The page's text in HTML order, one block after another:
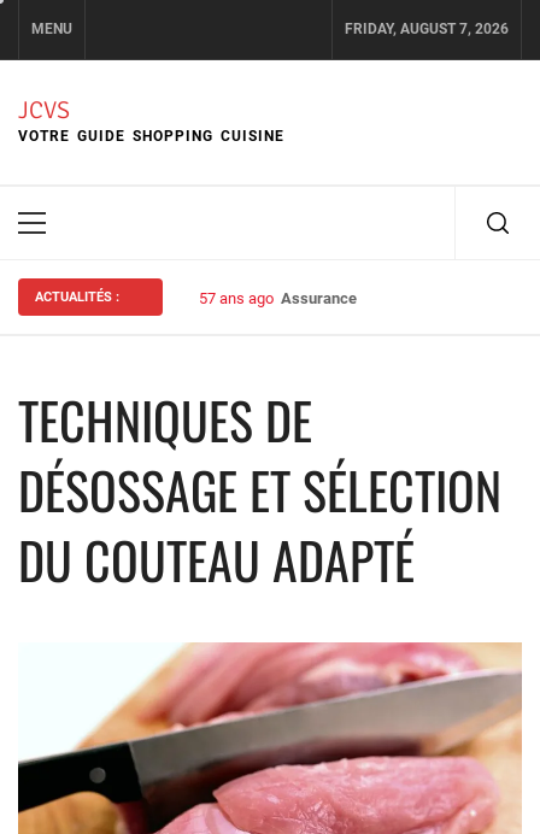
content
MENU FRIDAY, AUGUST 7, 2026
JCVS
VOTRE GUIDE SHOPPING CUISINE
Primary
ACTUALITÉS : 57 ans ago Assurance habitation : bien choisir
TECHNIQUES DE
DÉSOSSAGE ET SÉLECTION
DU COUTEAU ADAPTÉ